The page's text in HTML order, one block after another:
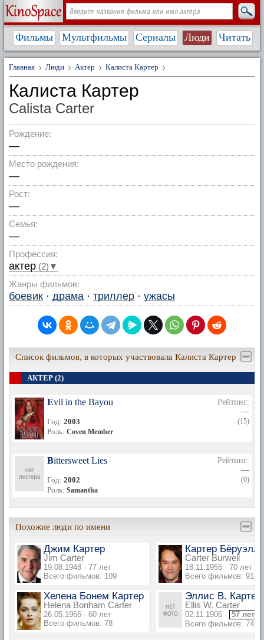
Фильмы Мультфильмы Сериалы Люди Читать
Главная Люди Актер Калиста Картер
Калиста Картер
Calista Carter
Рождение:
—
Место рождения:
—
Рост:
—
Семья:
—
Профессия:
актер (2)▼
Жанры фильмов:
боевик · драма · триллер · ужасы
Список фильмов, в которых участвовала Калиста Картер
АКТЕР (2)
Evil in the Bayou
Год: 2003
Роль: Coven Member
Рейтинг:
—
(15)
Bittersweet Lies
Год: 2002
Роль: Samantha
Рейтинг:
—
(0)
Похожие люди по имени
Джим Картер
Jim Carter
19.08.1948 · 77 лет
Всего фильмов: 109
Картер Бёруэлл
Carter Burwell
18.11.1955 · 70 лет
Всего фильмов: 91
Хелена Бонем Картер
Helena Bonham Carter
26.05.1966 · 60 лет
Всего фильмов: 78
Эллис В. Картер
Ellis W. Carter
02.11.1906 · 57 лет
Всего фильмов: 74